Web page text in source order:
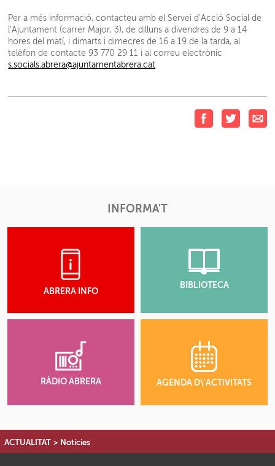
Per a més informació, contacteu amb el Servei d’Acció Social de
l’Ajuntament (carrer Major, 3), de dilluns a divendres de 9 a 14
hores del matí, i dimarts i dimecres de 16 a 19 de la tarda, al
telèfon de contacte 93 770 29 11 i al correu electrònic
s.socials.abrera@ajuntamentabrera.cat
INFORMA'T
ABRERA INFO
BIBLIOTECA
RÀDIO ABRERA AGENDA D\'ACTIVITATS
ACTUALITAT > Notícies